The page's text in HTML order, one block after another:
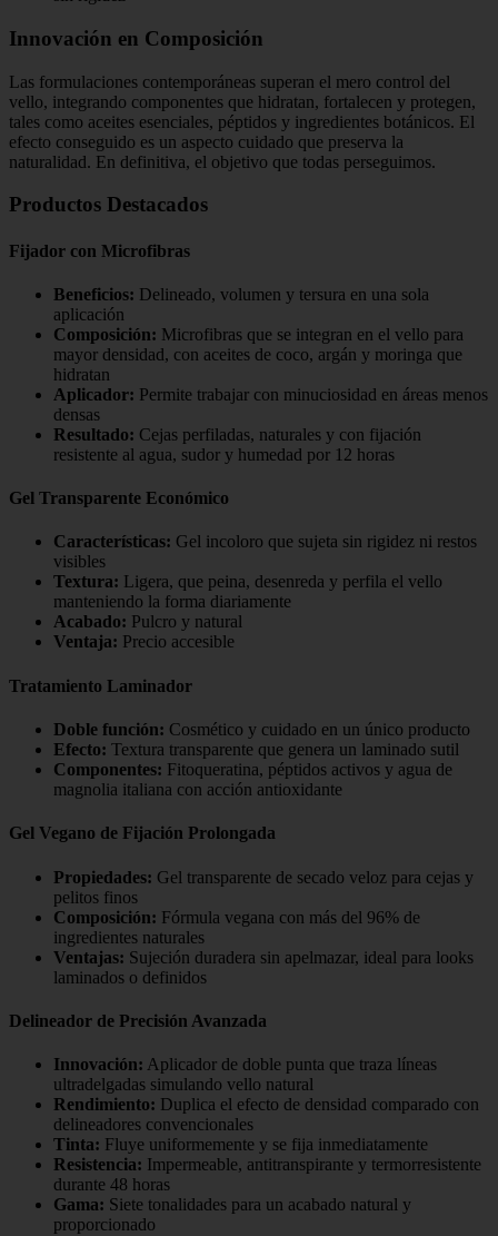
Innovación en Composición
Las formulaciones contemporáneas superan el mero control del
vello, integrando componentes que hidratan, fortalecen y protegen,
tales como aceites esenciales, péptidos y ingredientes botánicos. El
efecto conseguido es un aspecto cuidado que preserva la
naturalidad. En definitiva, el objetivo que todas perseguimos.
Productos Destacados
Fijador con Microfibras
Beneficios: Delineado, volumen y tersura en una sola
aplicación
Composición: Microfibras que se integran en el vello para
mayor densidad, con aceites de coco, argán y moringa que
hidratan
Aplicador: Permite trabajar con minuciosidad en áreas menos
densas
Resultado: Cejas perfiladas, naturales y con fijación
resistente al agua, sudor y humedad por 12 horas
Gel Transparente Económico
Características: Gel incoloro que sujeta sin rigidez ni restos
visibles
Textura: Ligera, que peina, desenreda y perfila el vello
manteniendo la forma diariamente
Acabado: Pulcro y natural
Ventaja: Precio accesible
Tratamiento Laminador
Doble función: Cosmético y cuidado en un único producto
Efecto: Textura transparente que genera un laminado sutil
Componentes: Fitoqueratina, péptidos activos y agua de
magnolia italiana con acción antioxidante
Gel Vegano de Fijación Prolongada
Propiedades: Gel transparente de secado veloz para cejas y
pelitos finos
Composición: Fórmula vegana con más del 96% de
ingredientes naturales
Ventajas: Sujeción duradera sin apelmazar, ideal para looks
laminados o definidos
Delineador de Precisión Avanzada
Innovación: Aplicador de doble punta que traza líneas
ultradelgadas simulando vello natural
Rendimiento: Duplica el efecto de densidad comparado con
delineadores convencionales
Tinta: Fluye uniformemente y se fija inmediatamente
Resistencia: Impermeable, antitranspirante y termorresistente
durante 48 horas
Gama: Siete tonalidades para un acabado natural y
proporcionado